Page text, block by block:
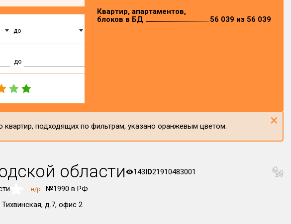
до
до
Квартир, апартаментов,
блоков в БД
56 039 из 56 039
квартир, подходящих по фильтрам, указано оранжевым цветом. ×
области 143ID21910483001
н/р
№1990 в РФ
д.7, офис 2